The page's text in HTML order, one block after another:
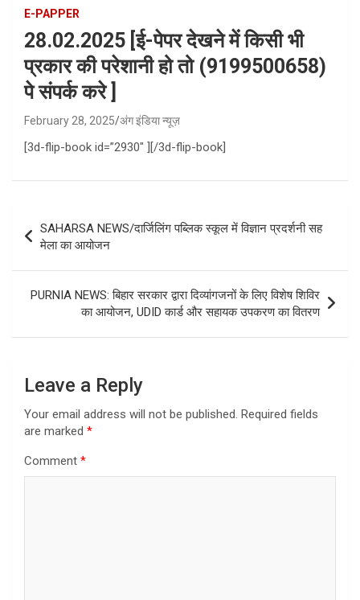
E-PAPPER
28.02.2025 [ई-पेपर देखने में किसी भी
प्रकार की परेशानी हो तो (9199500658)
पे संपर्क करे ]
February 28, 2025 अंग इंडिया न्यूज़
[3d-flip-book id=”2930″ ][/3d-flip-book]
navigation
SAHARSA NEWS/दार्जिलिंग पब्लिक स्कूल में विज्ञान प्रदर्शनी सह
मेला का आयोजन
PURNIA NEWS: बिहार सरकार द्वारा दिव्यांगजनों के लिए विशेष शिविर
का आयोजन, UDID कार्ड और सहायक उपकरण का वितरण
Leave a Reply
Your email address will not be published. Required fields
are marked *
Comment *